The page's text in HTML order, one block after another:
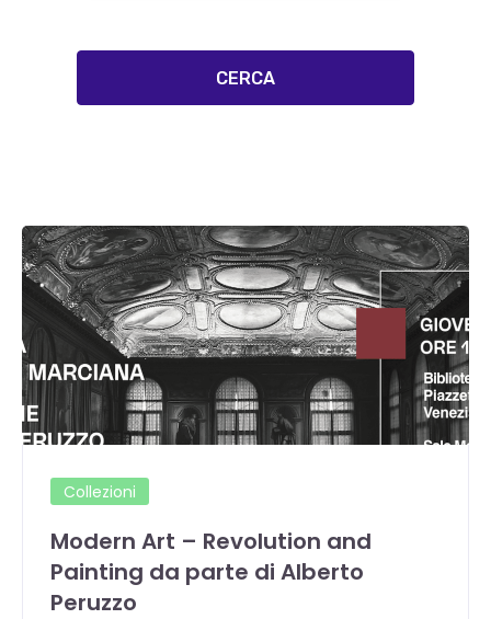
Collezioni
Modern Art – Revolution and
Painting da parte di Alberto
Peruzzo